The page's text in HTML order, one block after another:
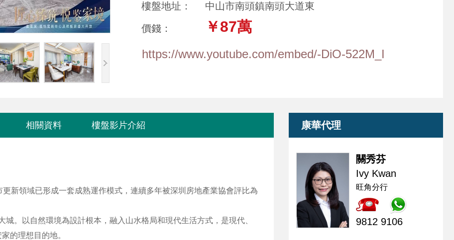
樓盤地址：
中山市南頭鎮南頭大道東
價錢： ￥87萬
https://www.youtube.com/embed/-DiO-522M_I
相關資料 樓盤影片介紹
新領域已形成一套成熟運作模式，連續多年被深圳房地產業協會評比為
。以自然環境為設計根本，融入山水格局和現代生活方式，是現代、
的理想目的地。
康華代理
關秀芬
Ivy Kwan
旺角分行
9812 9106